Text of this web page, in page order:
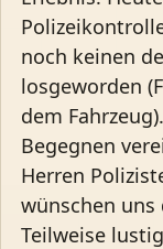
noch keinen
losgeworden
dem
Begegnen
Herren
wünschen uns
Teilweise